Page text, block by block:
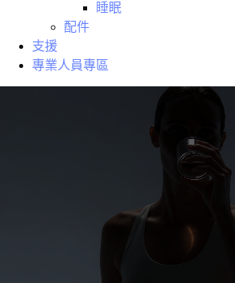
睡眠
配件
支援
專業人員專區